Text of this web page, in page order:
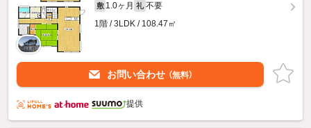
敷 1.0ヶ月 礼 不要
1階 / 3LDK / 108.47㎡
お問い合わせ （無料）
提供